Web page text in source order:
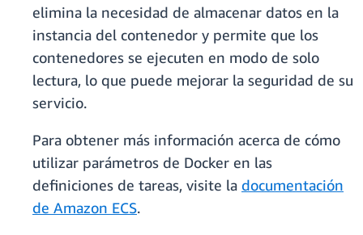
elimina la necesidad de almacenar datos en la
instancia del contenedor y permite que los
contenedores se ejecuten en modo de solo
lectura, lo que puede mejorar la seguridad de su
servicio.
Para obtener más información acerca de cómo
utilizar parámetros de Docker en las
definiciones de tareas, visite la documentación
de Amazon ECS.